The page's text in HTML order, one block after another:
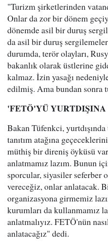
"Turizm şirketlerinden
Onlar da zor bir dönem
dönemde asil bir duruş
da asil bir duruş
durumda, terör olayları,
bakanlık olarak üstlerine
kalmaz. İzin yasağı
edilmiş. Ama bundan sonra
'FETÖ'YÜ
Bakan Tüfenkci,
tanıtım atağına
müthiş bir direniş öyküsü
anlatmamız lazım. Bunun
sporcular, siyasiler seferber
vereceğiz, onlar anlatacak.
organizasyona girmemiz
kurumları da kullanmamız
anlatmalıyız. FETÖ'nün
anlatacağız" dedi.